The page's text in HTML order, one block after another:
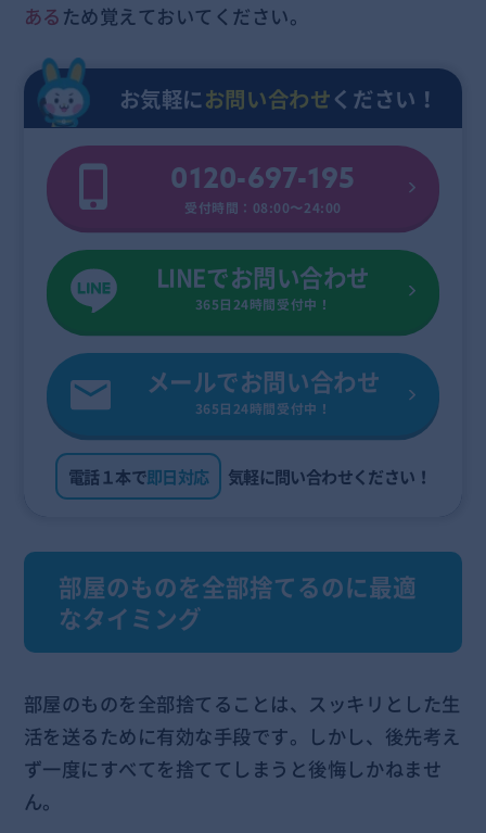
あるため覚えておいてください。
お気軽にお問い合わせください！
0120-697-195
受付時間：08:00〜24:00
LINEでお問い合わせ
365日24時間受付中！
メールでお問い合わせ
365日24時間受付中！
電話１本で即日対応 気軽に問い合わせください！
部屋のものを全部捨てるのに最適
なタイミング
部屋のものを全部捨てることは、スッキリとした生
活を送るために有効な手段です。しかし、後先考え
ず一度にすべてを捨ててしまうと後悔しかねませ
ん。